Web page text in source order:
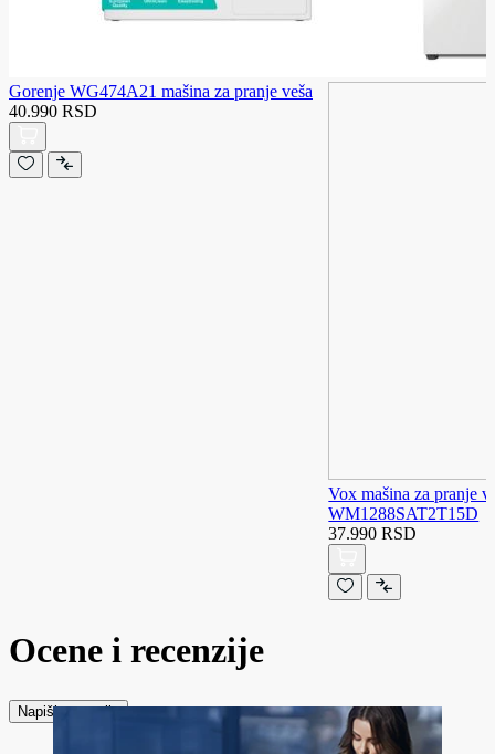
Gorenje WG474A21 mašina za pranje veša
40.990 RSD
Vox mašina za pranje
WM1288SAT2T15D
37.990 RSD
Ocene i recenzije
Napiši recenziju